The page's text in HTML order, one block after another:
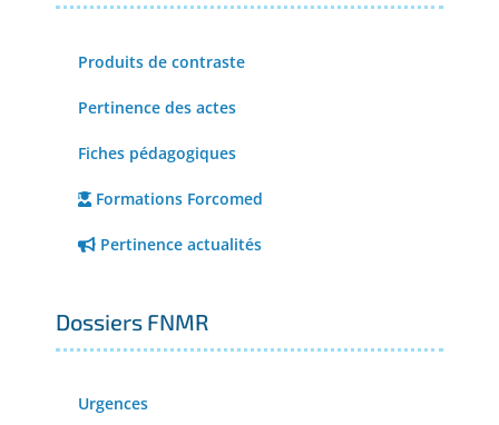
Produits de contraste
Pertinence des actes
Fiches pédagogiques
Formations Forcomed
Pertinence actualités
Dossiers FNMR
Urgences